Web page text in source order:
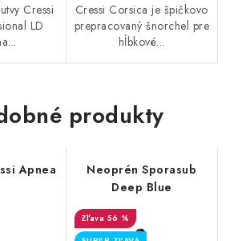
Cressi
LD
Cressi Corsica je špičkovo
prepracovaný šnorchel pre
hĺbkové...
produkty
Apnea
Neoprén Sporasub
Deep Blue
56 %